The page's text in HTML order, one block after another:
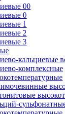
00
0
1
2
3
кальциевые
комплексные